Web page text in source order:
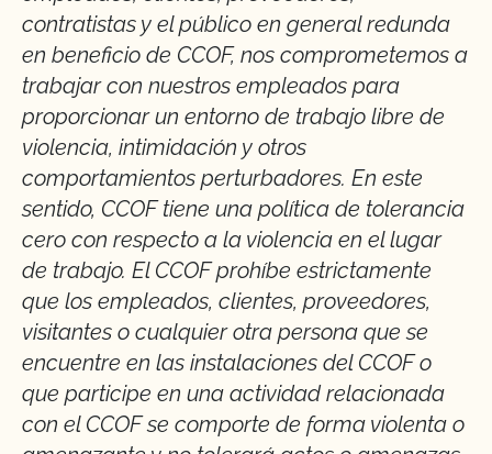
contratistas y el público en general redunda
en beneficio de CCOF, nos comprometemos a
trabajar con nuestros empleados para
proporcionar un entorno de trabajo libre de
violencia, intimidación y otros
comportamientos perturbadores. En este
sentido, CCOF tiene una política de tolerancia
cero con respecto a la violencia en el lugar
de trabajo. El CCOF prohíbe estrictamente
que los empleados, clientes, proveedores,
visitantes o cualquier otra persona que se
encuentre en las instalaciones del CCOF o
que participe en una actividad relacionada
con el CCOF se comporte de forma violenta o